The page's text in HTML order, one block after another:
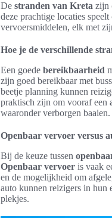
De stranden van Kreta zijn
deze prachtige locaties
vervoersmiddelen, elk met
Hoe je de verschillende
Een goede bereikbaarheid
zijn goed bereikbaar met
beetje planning kunnen
praktisch zijn om vooraf een
waaronder verborgen baaien.
Openbaar vervoer versus
Bij de keuze tussen
Openbaar vervoer is vaak
en de mogelijkheid om
auto kunnen reizigers in hun
plekjes.